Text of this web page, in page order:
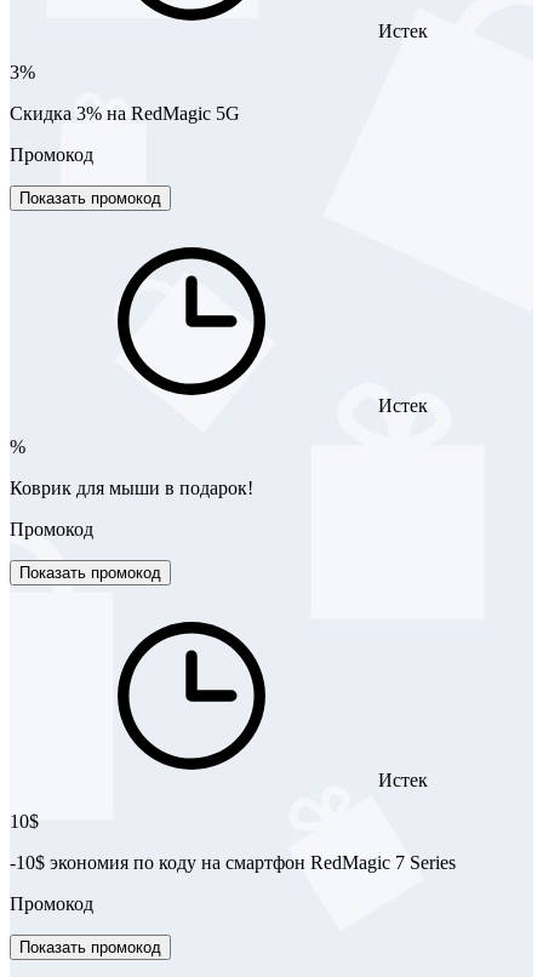
Истек
3%
Скидка 3% на RedMagic 5G
Промокод
Показать промокод
Истек
%
Коврик для мыши в подарок!
Промокод
Показать промокод
Истек
10$
-10$ экономия по коду на смартфон RedMagic 7 Series
Промокод
Показать промокод